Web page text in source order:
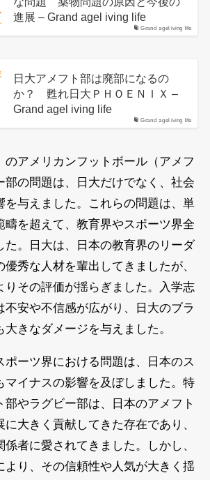
Grand agel iving life
進展 – Grand agel iving life
Grand agel iving life
日大アメフト部は廃部になるの
か？ 甦れ日大ＰＨＯＥＮＩＸ –
Grand agel iving life
のアメリカンフットボール（アメフ
部の問題は、日大だけでなく、社会
を与えました。これらの問題は、単
疇を超えて、教育界やスポーツ界全
た。日大は、日本の教育界のリーダ
秀な人材を輩出してきましたが、
りその評価が揺らぎました。入学志
不安や不信感が広がり、日大のブラ
きなダメージを与えました。
ポーツ界における問題は、日本のス
マイナスの影響を及ぼしました。特
部やラグビー部は、日本のアメフト
大きく貢献してきた存在であり、
者に愛されてきました。しかし、
より、その信頼性や人気が大きく揺